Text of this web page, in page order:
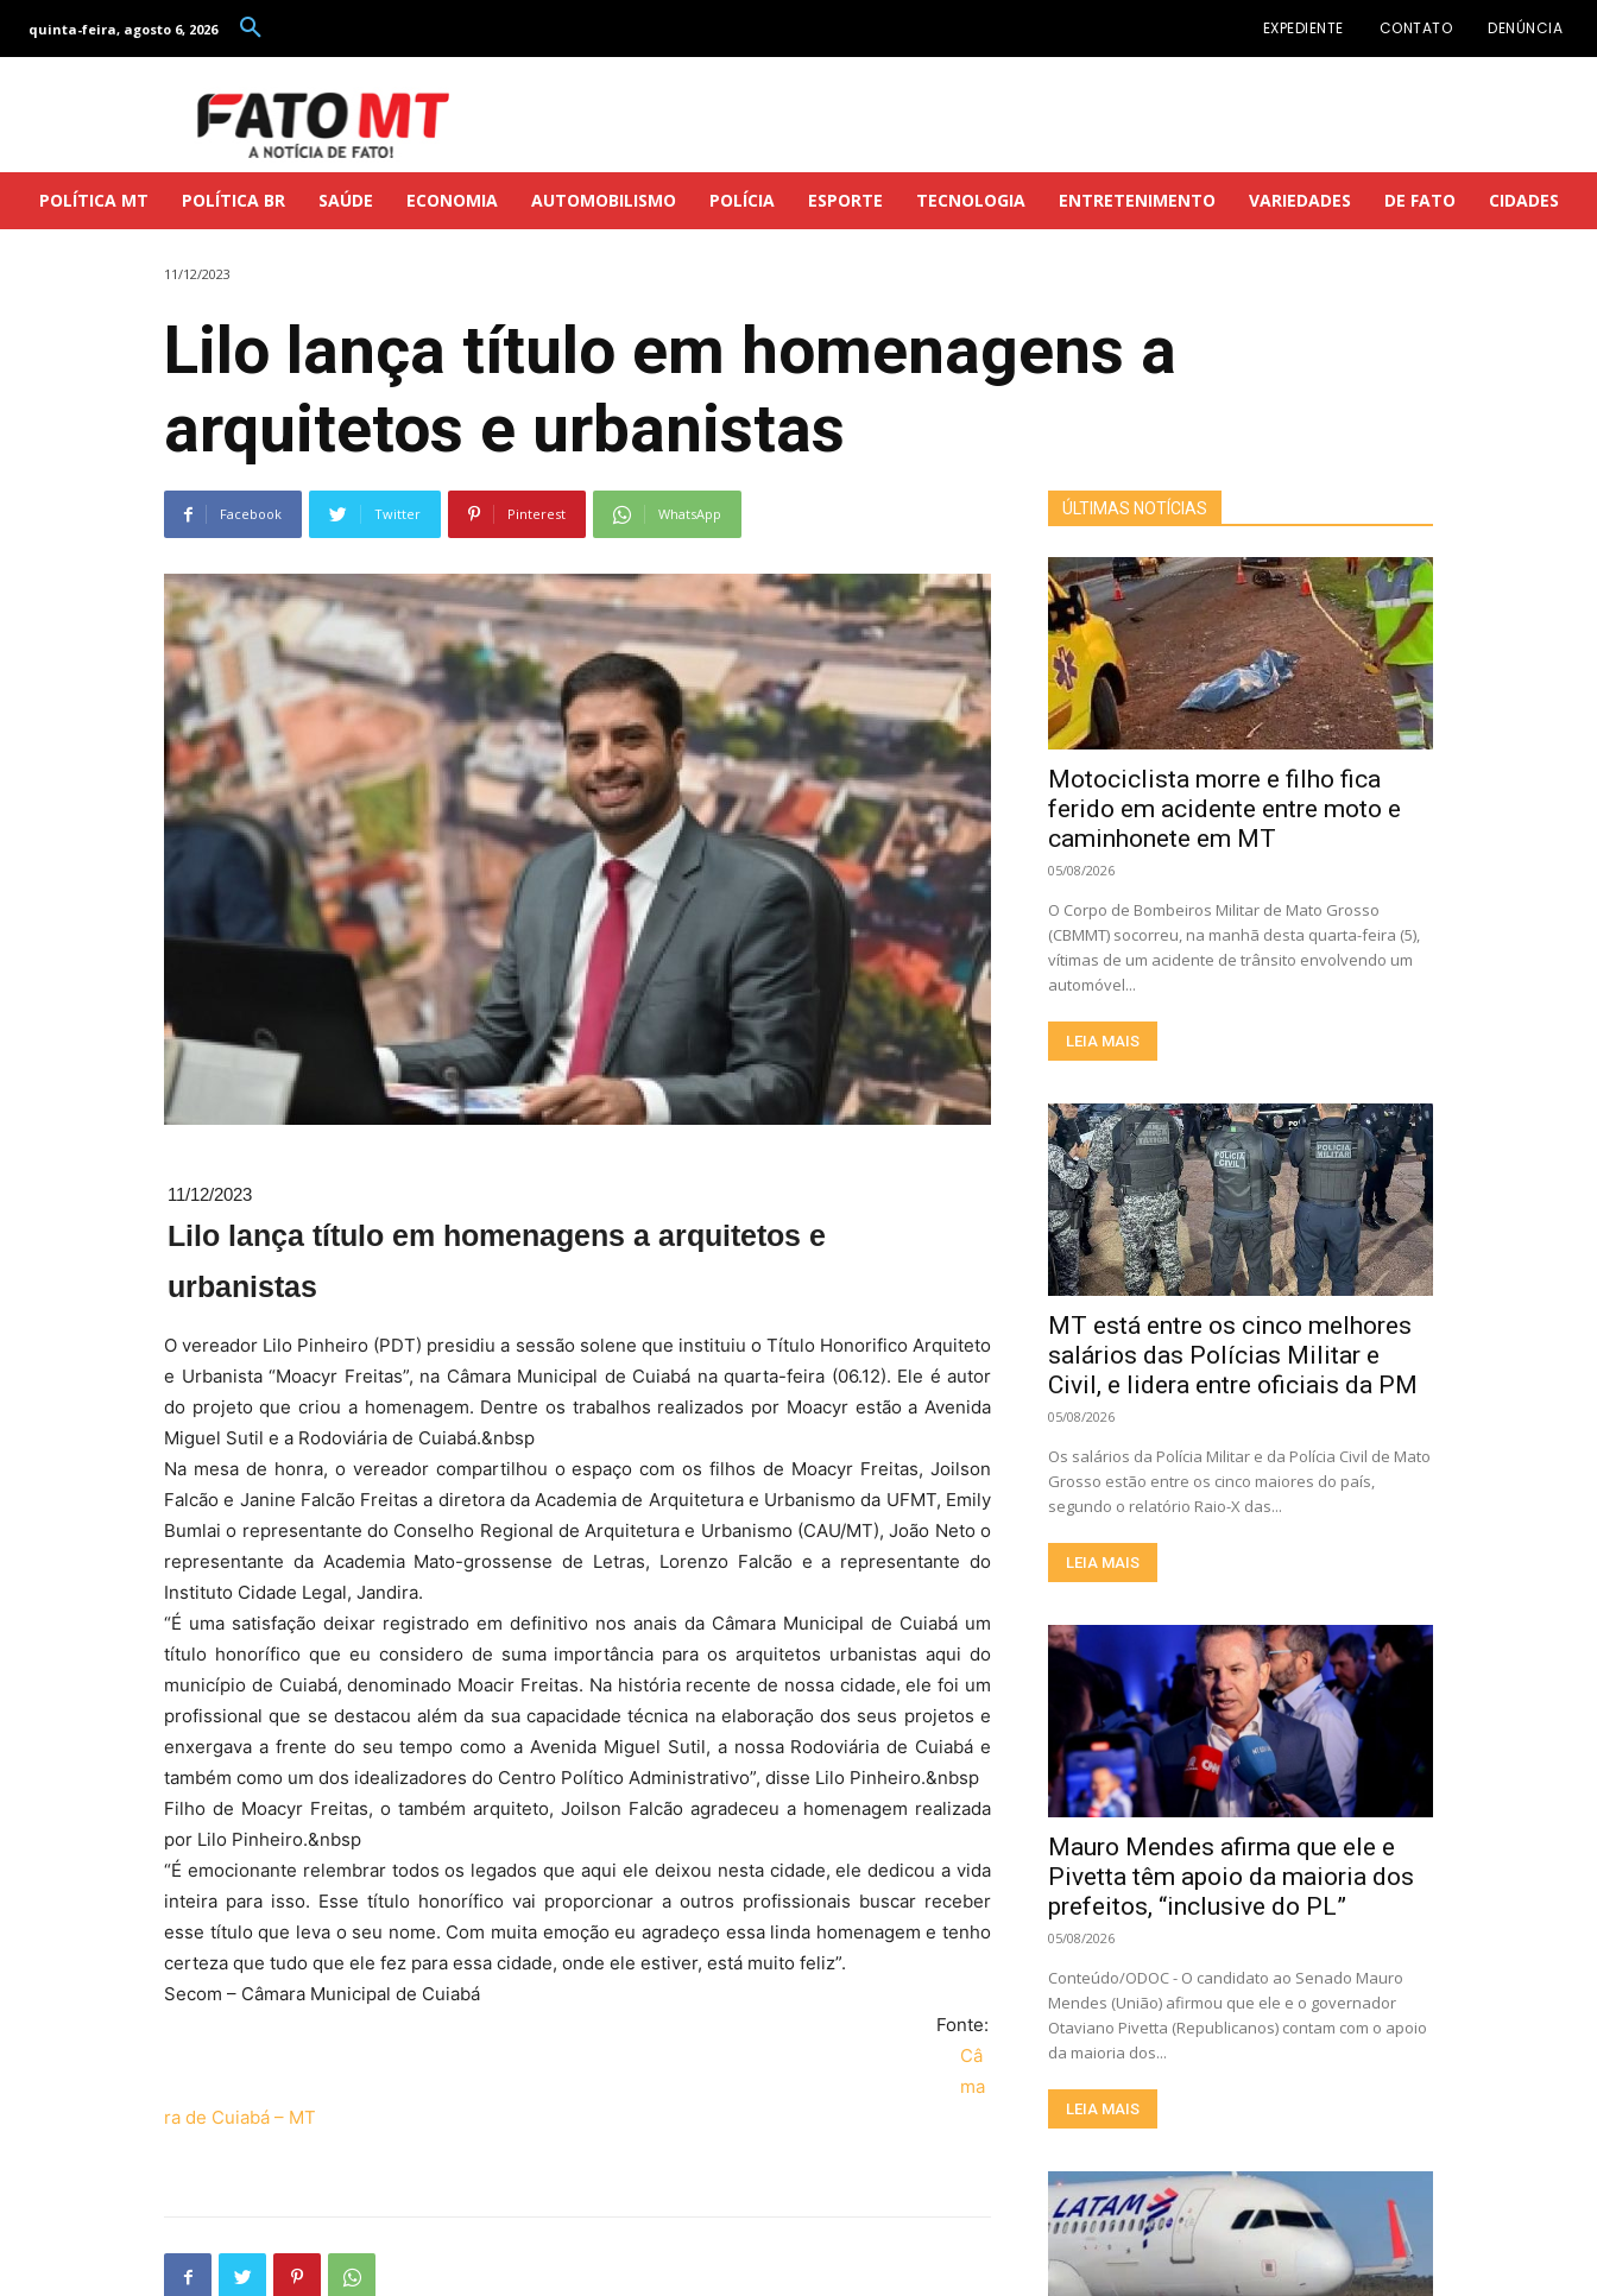
quinta-feira, agosto 6, 2026 EXPEDIENTE CONTATO DENÚNCIA
POLÍTICA MT POLÍTICA BR SAÚDE ECONOMIA AUTOMOBILISMO POLÍCIA ESPORTE TECNOLOGIA ENTRETENIMENTO VARIEDADES DE FATO CIDADES
11/12/2023
Lilo lança título em homenagens a
arquitetos e urbanistas
Facebook Twitter Pinterest WhatsApp
11/12/2023
Lilo lança título em homenagens a arquitetos e
urbanistas
O vereador Lilo Pinheiro (PDT) presidiu a sessão solene que instituiu o Título Honorifico Arquiteto
e Urbanista “Moacyr Freitas”, na Câmara Municipal de Cuiabá na quarta-feira (06.12). Ele é autor
do projeto que criou a homenagem. Dentre os trabalhos realizados por Moacyr estão a Avenida
Miguel Sutil e a Rodoviária de Cuiabá.&nbsp
Na mesa de honra, o vereador compartilhou o espaço com os filhos de Moacyr Freitas, Joilson
Falcão e Janine Falcão Freitas a diretora da Academia de Arquitetura e Urbanismo da UFMT, Emily
Bumlai o representante do Conselho Regional de Arquitetura e Urbanismo (CAU/MT), João Neto o
representante da Academia Mato-grossense de Letras, Lorenzo Falcão e a representante do
Instituto Cidade Legal, Jandira.
“É uma satisfação deixar registrado em definitivo nos anais da Câmara Municipal de Cuiabá um
título honorífico que eu considero de suma importância para os arquitetos urbanistas aqui do
município de Cuiabá, denominado Moacir Freitas. Na história recente de nossa cidade, ele foi um
profissional que se destacou além da sua capacidade técnica na elaboração dos seus projetos e
enxergava a frente do seu tempo como a Avenida Miguel Sutil, a nossa Rodoviária de Cuiabá e
também como um dos idealizadores do Centro Político Administrativo”, disse Lilo Pinheiro.&nbsp
Filho de Moacyr Freitas, o também arquiteto, Joilson Falcão agradeceu a homenagem realizada
por Lilo Pinheiro.&nbsp
“É emocionante relembrar todos os legados que aqui ele deixou nesta cidade, ele dedicou a vida
inteira para isso. Esse título honorífico vai proporcionar a outros profissionais buscar receber
esse título que leva o seu nome. Com muita emoção eu agradeço essa linda homenagem e tenho
certeza que tudo que ele fez para essa cidade, onde ele estiver, está muito feliz”.
Secom – Câmara Municipal de Cuiabá
Fonte:
Câ
ma
ra de Cuiabá – MT
ÚLTIMAS NOTÍCIAS
Motociclista morre e filho fica
ferido em acidente entre moto e
caminhonete em MT
05/08/2026
O Corpo de Bombeiros Militar de Mato Grosso
(CBMMT) socorreu, na manhã desta quarta-feira (5),
vítimas de um acidente de trânsito envolvendo um
automóvel...
LEIA MAIS
MT está entre os cinco melhores
salários das Polícias Militar e
Civil, e lidera entre oficiais da PM
05/08/2026
Os salários da Polícia Militar e da Polícia Civil de Mato
Grosso estão entre os cinco maiores do país,
segundo o relatório Raio-X das...
LEIA MAIS
Mauro Mendes afirma que ele e
Pivetta têm apoio da maioria dos
prefeitos, “inclusive do PL”
05/08/2026
Conteúdo/ODOC - O candidato ao Senado Mauro
Mendes (União) afirmou que ele e o governador
Otaviano Pivetta (Republicanos) contam com o apoio
da maioria dos...
LEIA MAIS